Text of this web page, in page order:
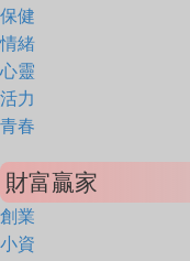
保健
情緒
心靈
活力
青春
財富贏家
創業
小資